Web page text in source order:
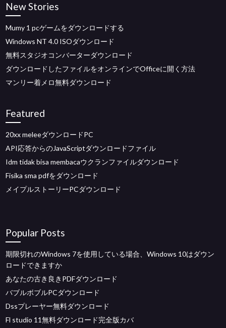
New Stories
Mumy 1 pcゲームをダウンロードする
Windows NT 4.0 ISOダウンロード
無料スタジオコンバーターダウンロード
ダウンロードしたファイルをオンラインでOfficeに開く方法
マンリー着メロ無料ダウンロード
Featured
20xx meleeダウンロードPC
API応答からのJavaScriptダウンロードファイル
Idm tidak bisa membacaウクランファイルダウンロード
Fisika sma pdfをダウンロード
メイプルストーリーPCダウンロード
Popular Posts
期限切れのWindows 7を使用している場合、Windows 10はダウン
ロードできますか
あなたの古き良きPDFダウンロード
バブルボブルPCダウンロード
Dssプレーヤー無料ダウンロード
Fl studio 11無料ダウンロード完全版カバ